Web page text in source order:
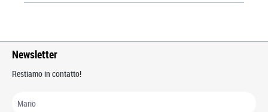
Newsletter
Restiamo in contatto!